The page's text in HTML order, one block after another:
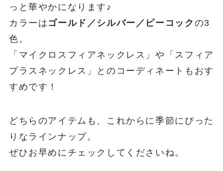
っと華やかになります♪
カラーは ゴールド／シルバー／ピーコック の3
色。
「マイクロスフィアネックレス」や「スフィア
プラスネックレス」とのコーディネートもおす
すめです！
どちらのアイテムも、これからに季節にぴった
りなラインナップ。
ぜひお早めにチェックしてくださいね。